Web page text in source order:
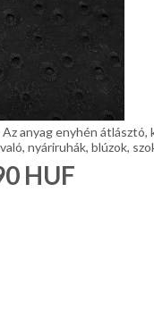
anyag enyhén átlásztó,
nyáriruhák, blúzok,
HUF